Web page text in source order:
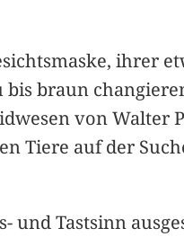
ihrer
braun
von Walter
Tiere auf der
und Tastsinn